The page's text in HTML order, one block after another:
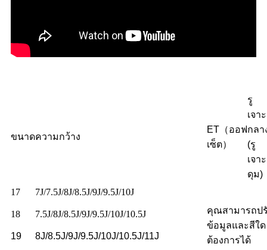
ขนาดความกว้าง
ET（ออฟ
เซ็ต）
รู
เจาะ
กลา
(รู
เจาะ
ดุม)
17
7J/7.5J/8J/8.5J/9J/9.5J/10J
คุณสามารถป
ข้อมูลและสีใ
ต้องการได้
18 7.5J/8J/8.5J/9J/9.5J/10J/10.5J
19 8J/8.5J/9J/9.5J/10J/10.5J/11J